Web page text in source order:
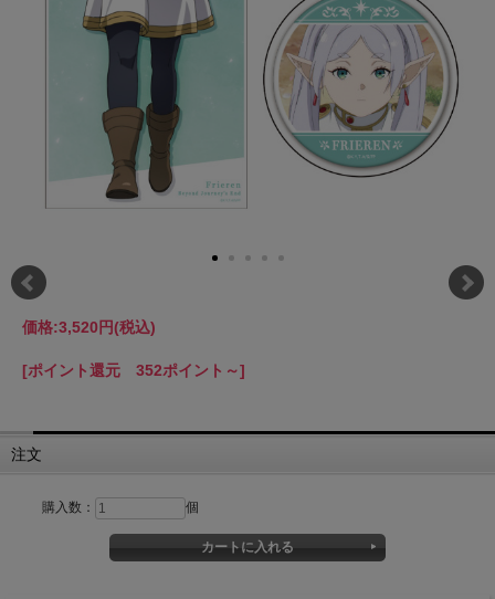
価格:3,520円(税込)
[ポイント還元 352ポイント～]
注文
購入数： 個